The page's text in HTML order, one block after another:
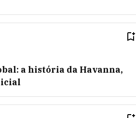
a história da Havanna,